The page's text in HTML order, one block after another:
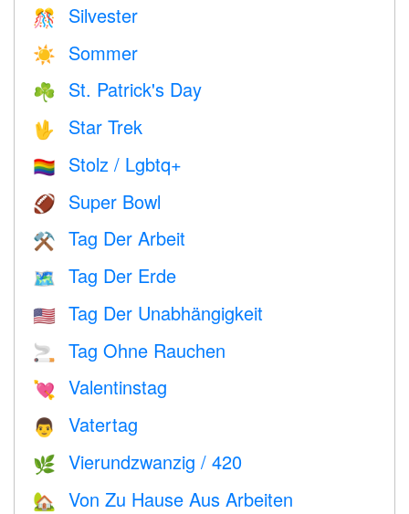
🎊 Silvester
☀️ Sommer
☘️ St. Patrick's Day
🖖 Star Trek
🏳️‍🌈 Stolz / Lgbtq+
🏈 Super Bowl
⚒️ Tag Der Arbeit
🗺️ Tag Der Erde
🇺🇸 Tag Der Unabhängigkeit
🚬 Tag Ohne Rauchen
💘 Valentinstag
👨 Vatertag
🌿 Vierundzwanzig / 420
🏡 Von Zu Hause Aus Arbeiten